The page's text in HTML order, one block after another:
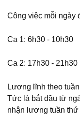
Công việc mỗi ngày
Ca 1: 6h30 - 10h30
Ca 2: 17h30 - 21h30
Lương lĩnh theo
Tức là bắt đầu từ
nhận lương tuần